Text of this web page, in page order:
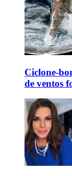
Ciclone-
de ventos